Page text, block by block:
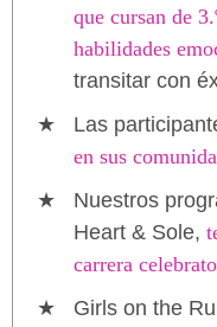
que cursan de
habilidades
transitar con
Las
en sus
Nuestros
Heart & Sole,
carrera
Girls on the